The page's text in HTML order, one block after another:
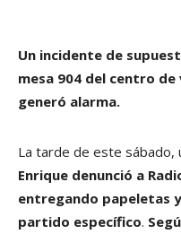
Un incidente de
mesa 904 del centro
generó alarma.
La tarde de este sábado,
Enrique denunció a
entregando papeletas
partido específico.